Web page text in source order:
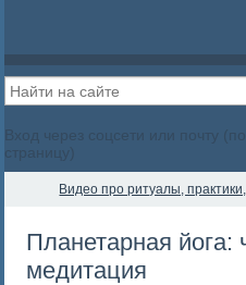
Вход через соцсети или почту
страницу)
Видео про ритуалы,
Планетарная йога:
медитация